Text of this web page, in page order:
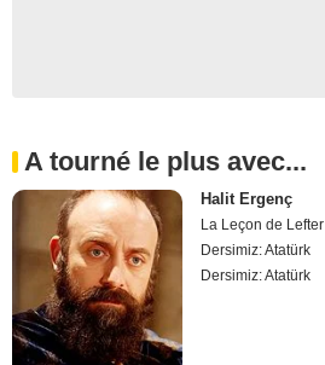
A tourné le plus avec...
Halit Ergenç
La Leçon de Lefter
Dersimiz: Atatürk
Dersimiz: Atatürk